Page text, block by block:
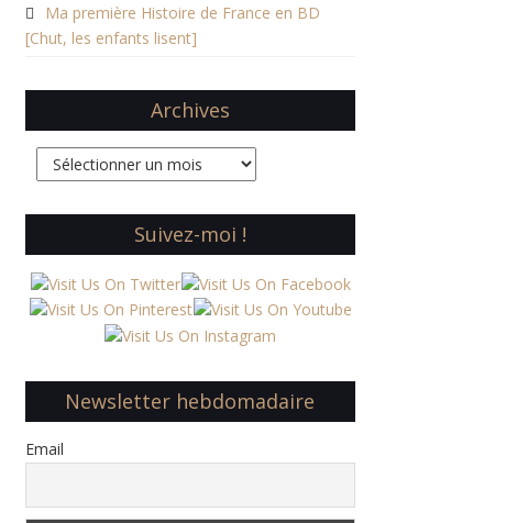
Ma première Histoire de France en BD
[Chut, les enfants lisent]
Archives
Archives
Suivez-moi !
Newsletter hebdomadaire
Email